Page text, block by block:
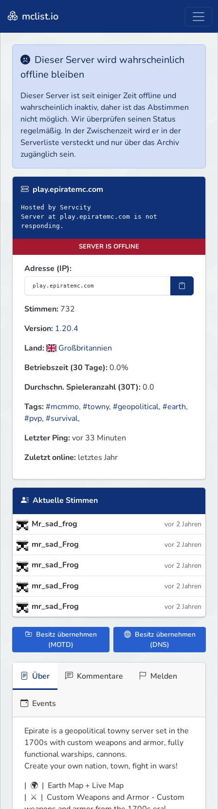
mclist.io
Dieser Server wird wahrscheinlich
offline bleiben
Dieser Server ist seit einiger Zeit offline und
wahrscheinlich inaktiv, daher ist das Abstimmen
nicht möglich. Wir überprüfen seinen Status
regelmäßig. In der Zwischenzeit wird er in der
Serverliste versteckt und nur über das Archiv
zugänglich sein.
play.epiratemc.com
Hosted by Servcity
Server at play.epiratemc.com is not
SERVER IS OFFLINE
Adresse (IP):
Stimmen: 732
Version: 1.20.4
Land:
Großbritannien
Betriebszeit (30 Tage):0.0%
Durchschn. Spieleranzahl (30T):0.0
Tags:#mcmmo, #towny, #geopolitical, #earth,
#pvp, #survival,
Letzter Ping:vor 33 Minuten
Zuletzt online: letztes Jahr
Aktuelle Stimmen
Mr_sad_frog vor 2 Jahren
mr_sad_Frog vor 2 Jahren
mr_sad_Frog vor 2 Jahren
mr_sad_Frog vor 2 Jahren
mr_sad_Frog vor 2 Jahren
Besitz übernehmen
(MOTD)
Besitz übernehmen
(DNS)
Über Kommentare Melden
Events
Epirate is a geopolitical towny server set in the
1700s with custom weapons and armor, fully
functional warships, cannons.
Create your own nation, town, fight in wars!
|  🌍  |  Earth Map + Live Map
|  ⚔️  |  Custom Weapons and Armor - Custom